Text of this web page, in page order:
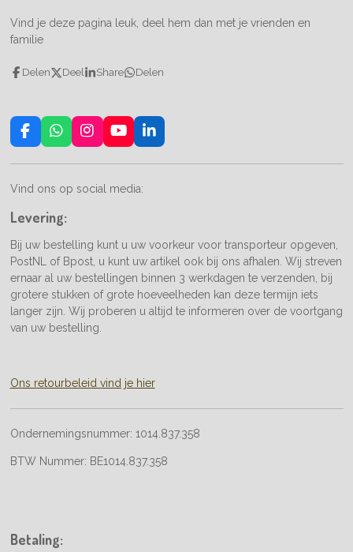
Vind je deze pagina leuk, deel hem dan met je vrienden en
familie
Delen Deel Share Delen
F
a
c
b
o
W
h
a
s
p
p
I
n
s
a
m
Y
o
u
u
L
i
n
Vind ons op social media:
Levering:
Bij uw bestelling kunt u uw voorkeur voor transporteur opgeven,
PostNL of Bpost, u kunt uw artikel ook bij ons afhalen. Wij streven
ernaar al uw bestellingen binnen 3 werkdagen te verzenden, bij
grotere stukken of grote hoeveelheden kan deze termijn iets
langer zijn. Wij proberen u altijd te informeren over de voortgang
van uw bestelling.
Ons retourbeleid vind je hier
Ondernemingsnummer: 1014.837.358
BTW Nummer: BE1014.837.358
Betaling: